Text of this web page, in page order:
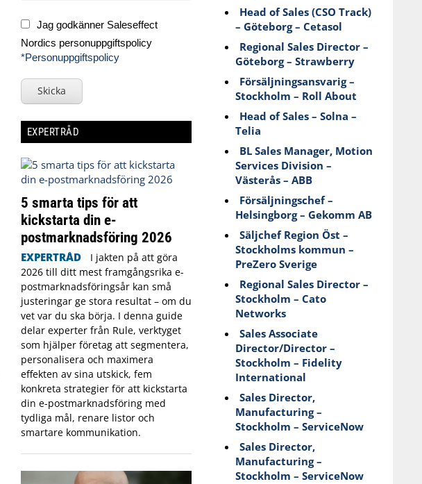
Jag godkänner Saleseffect
Nordics personuppgiftspolicy
*Personuppgiftspolicy
Skicka
EXPERTRÅD
5 smarta tips för att
kickstarta din e-
postmarknadsföring 2026
EXPERTRÅD
I jakten på att göra
2026 till ditt mest framgångsrika e-
postmarknadsföringsår kan små
justeringar ge stora resultat – om du
vet var du ska börja. I denna guide
delar experter från Rule, verktyget
som hjälper företag att segmentera,
personalisera och maximera
effekten av sina utskick, fem
konkreta strategier för att kickstarta
din e-postmarknadsföring med
tydliga mål, renare listor och
smartare kommunikation.
Head of Sales (CSO Track)
– Göteborg – Cetasol
Regional Sales Director –
Göteborg – Strawberry
Försäljningsansvarig –
Stockholm – Roll About
Head of Sales – Solna –
Telia
BL Sales Manager, Motion
Services Division –
Västerås – ABB
Försäljningschef –
Helsingborg – Gekomm AB
Säljchef Region Öst –
Stockholms kommun –
PreZero Sverige
Regional Sales Director –
Stockholm – Cato
Networks
Sales Associate
Director/Director –
Stockholm – Fidelity
International
Sales Director,
Manufacturing –
Stockholm – ServiceNow
Sales Director,
Manufacturing –
Stockholm – ServiceNow